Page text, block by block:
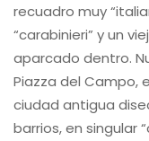
recuadro muy
“carabinieri” y un
aparcado dentro.
Piazza del Campo,
ciudad antigua
barrios, en singular